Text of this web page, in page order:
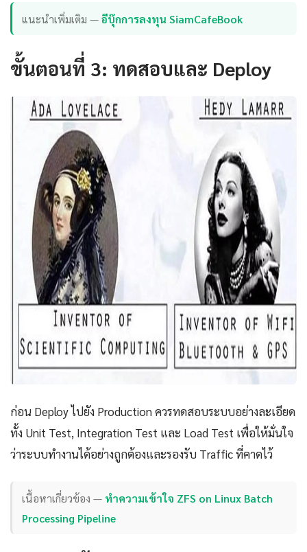
แนะนำเพิ่มเติม —อีบุ๊กการลงทุน SiamCafeBook
ขั้นตอนที่ 3: ทดสอบและ Deploy
ก่อน Deploy ไปยัง Production ควรทดสอบระบบอย่างละเอียด
ทั้ง Unit Test, Integration Test และ Load Test เพื่อให้มั่นใจ
ว่าระบบทำงานได้อย่างถูกต้องและรองรับ Traffic ที่คาดไว้
เนื้อหาเกี่ยวข้อง — ทำความเข้าใจ ZFS on Linux Batch
Processing Pipeline